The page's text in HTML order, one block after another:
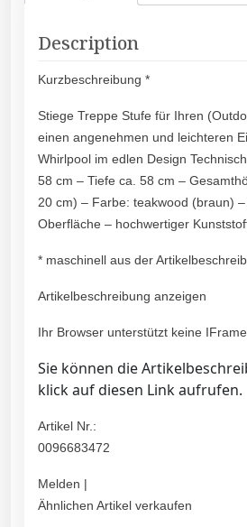
Description
Kurzbeschreibung *
Stiege Treppe Stufe für Ihren
einen angenehmen und leichteren
Whirlpool im edlen Design
58 cm – Tiefe ca. 58 cm –
20 cm) – Farbe: teakwood (braun)
Oberfläche – hochwertiger
* maschinell aus der
Artikelbeschreibung anzeigen
Ihr Browser unterstützt keine
Sie können die
klick auf diesen Link aufrufen.
Artikel Nr.:
0096683472
Melden |
Ähnlichen Artikel verkaufen